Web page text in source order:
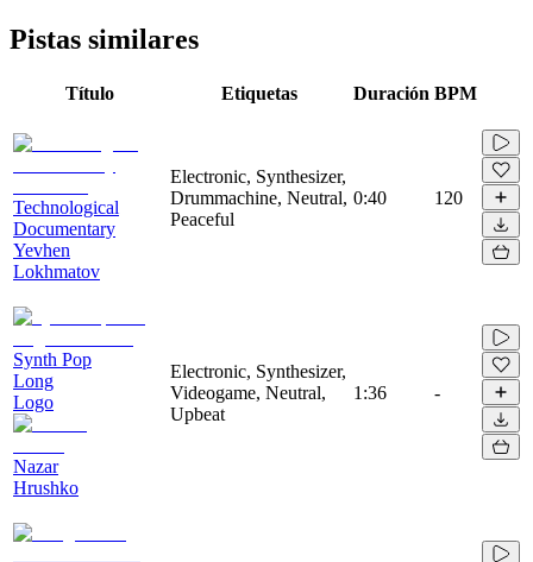
Pistas similares
Título Etiquetas Duración BPM
Technological
Documentary
Yevhen
Lokhmatov
Electronic, Synthesizer,
Drummachine, Neutral,
Peaceful
0:40 120
Synth Pop
Long
Logo
Nazar
Hrushko
Electronic, Synthesizer,
Videogame, Neutral,
Upbeat
1:36 -